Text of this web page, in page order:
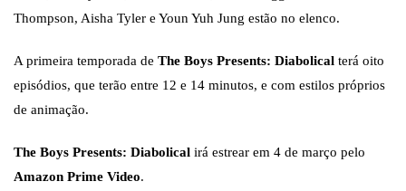
Thompson, Aisha Tyler e Youn Yuh Jung estão no elenco.
A primeira temporada de The Boys Presents: Diabolical terá oito
episódios, que terão entre 12 e 14 minutos, e com estilos próprios
de animação.
The Boys Presents: Diabolical irá estrear em 4 de março pelo
Amazon Prime Video.